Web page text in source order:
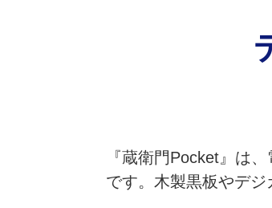
『蔵衛門Pocket』は
です。木製黒板やデジ